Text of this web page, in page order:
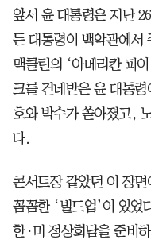
앞서 윤 대통령은 지난
든 대통령이 백악관에서
맥클린의 ‘아메리칸 파
크를 건네받은 윤 대통
호와 박수가 쏟아졌고,
다.
콘서트장 같았던 이 장
꼼꼼한 ‘빌드업’이 있었
한·미 정상회담을 준비